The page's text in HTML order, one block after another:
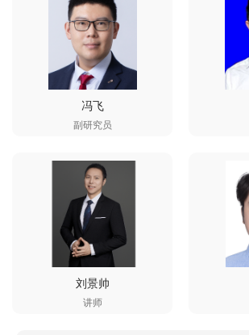
冯飞
副研究员
刘景帅
讲师